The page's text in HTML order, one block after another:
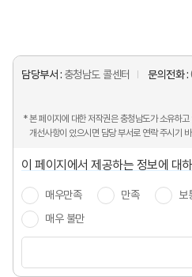
담당부서 : 충청남도 콜센터 문의전화 :
* 본 페이지에 대한 저작권은 충청남도가 소유하
개선사항이 있으시면 담당 부서로 연락 주시기
이 페이지에서 제공하는 정보에 대
매우만족 만족 보
매우 불만